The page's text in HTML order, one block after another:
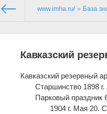
www.imha.ru/ » База
Кавказский
Кавказский резервный
Старшинство 1898 г.
Парковый праздник
1904 г. Мая 20.